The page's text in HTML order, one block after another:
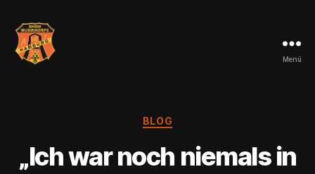
Menü
Kategorien
BLOG
„Ich war noch niemals in